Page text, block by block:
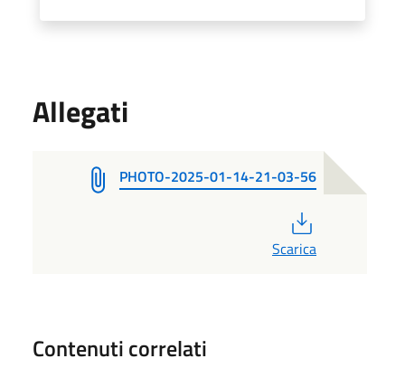
Allegati
PHOTO-2025-01-14-21-03-56
Scarica
Contenuti correlati